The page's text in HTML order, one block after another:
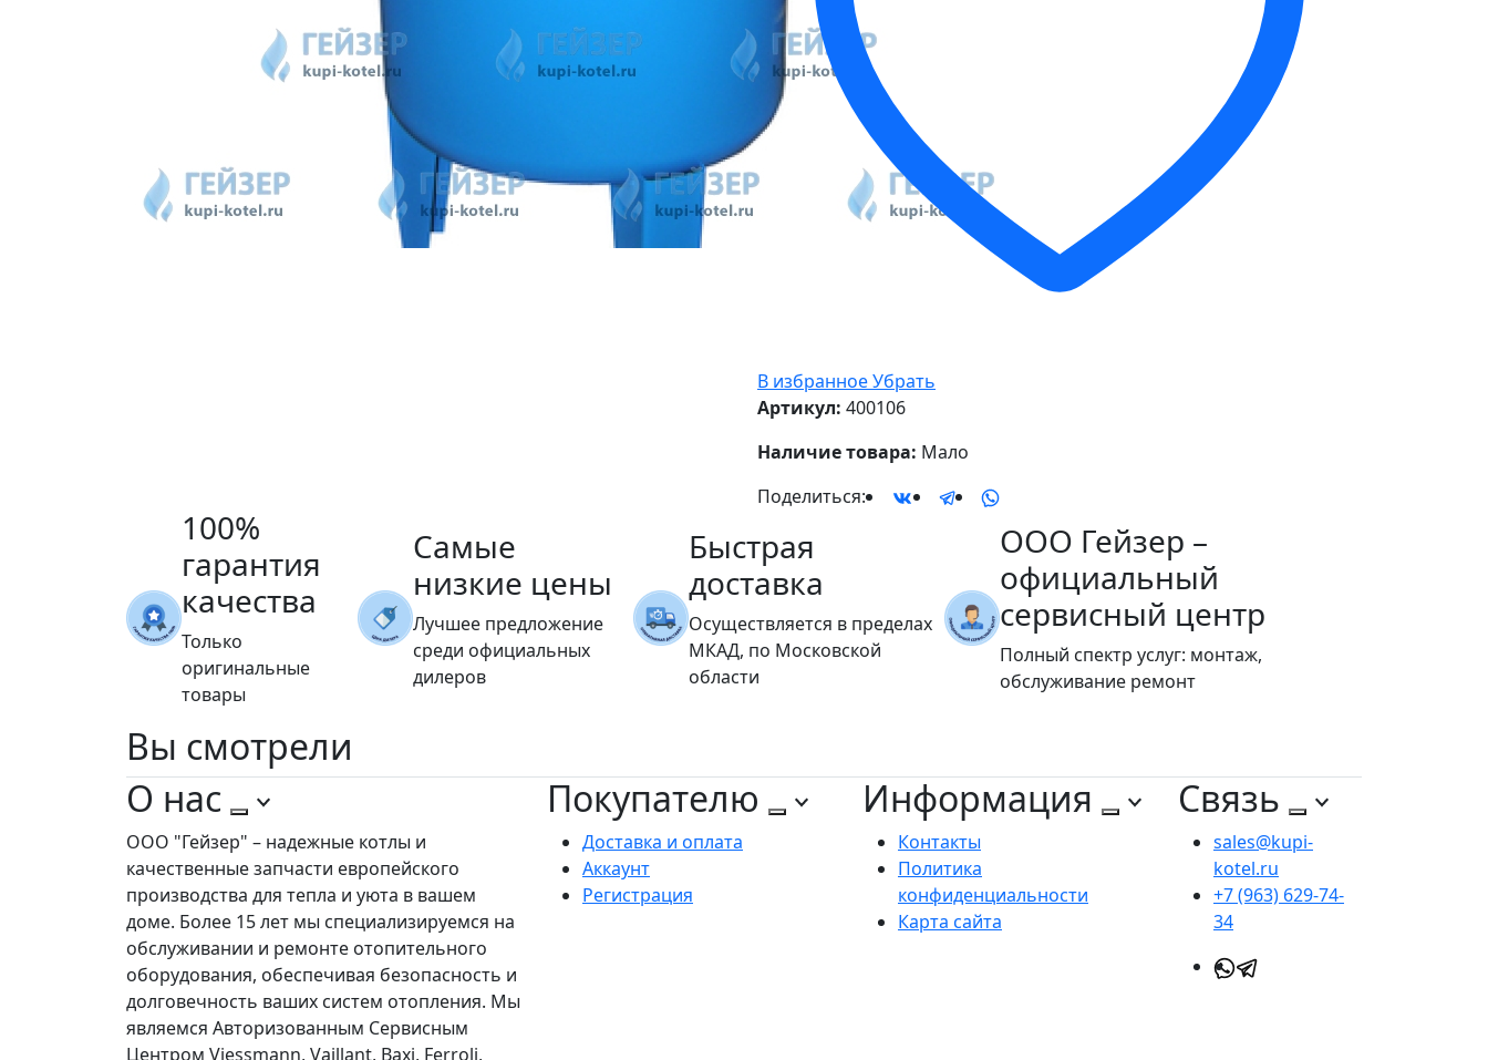
В избранноеУбрать
Артикул: 400106
Наличие товара: Мало
Поделиться:
100%
гарантия
качества
Только
оригинальные
товары
Самые
низкие цены
Лучшее предложение
среди официальных
дилеров
Быстрая
доставка
Осуществляется в пределах
МКАД, по Московской
области
ООО Гейзер –
официальный
сервисный центр
Полный спектр услуг: монтаж,
обслуживание ремонт
Вы смотрели
О нас
ООО "Гейзер" – надежные котлы и
качественные запчасти европейского
производства для тепла и уюта в вашем
доме. Более 15 лет мы специализируемся на
обслуживании и ремонте отопительного
оборудования, обеспечивая безопасность и
долговечность ваших систем отопления. Мы
являемся Авторизованным Сервисным
Центром Viessmann, Vaillant, Baxi, Ferroli,
Покупателю
Доставка и оплата
Аккаунт
Регистрация
Информация
Контакты
Политика
конфиденциальности
Карта сайта
Связь
sales@kupi-
kotel.ru
+7 (963) 629-74-
34